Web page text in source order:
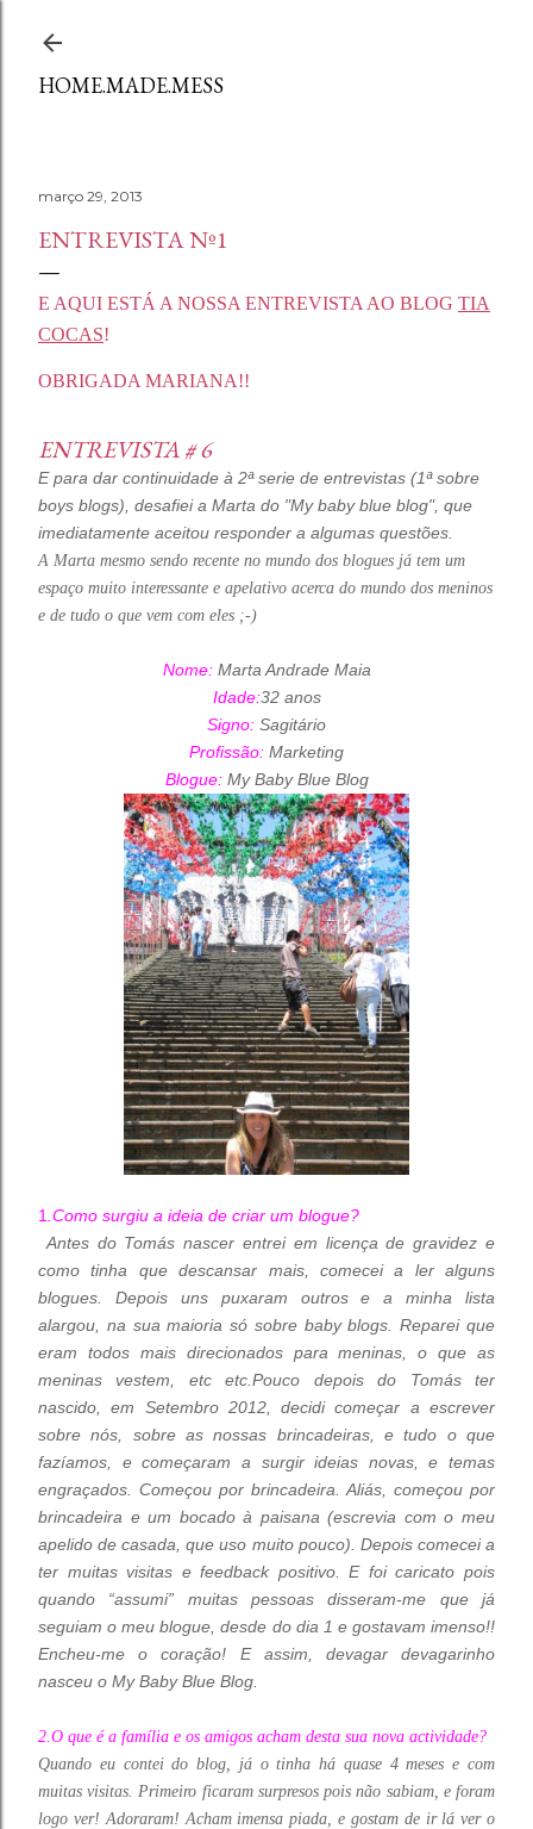
HOME.MADE.MESS
março 29, 2013
ENTREVISTA Nº1
E AQUI ESTÁ A NOSSA ENTREVISTA AO BLOG TIA
COCAS!
OBRIGADA MARIANA!!
ENTREVISTA # 6
E para dar continuidade à 2ª serie de entrevistas (1ª sobre
boys blogs), desafiei a Marta do "My baby blue blog", que
imediatamente aceitou responder a algumas questões.
A Marta mesmo sendo recente no mundo dos blogues já tem um
espaço muito interessante e apelativo acerca do mundo dos meninos
e de tudo o que vem com eles ;-)
Nome:Marta Andrade Maia
Idade:32 anos
Signo: Sagitário
Profissão: Marketing
Blogue:My Baby Blue Blog
1 Como surgiu a ideia de criar um blogue?
Antes do Tomás nascer entrei em licença de gravidez e
como tinha que descansar mais, comecei a ler alguns
blogues. Depois uns puxaram outros e a minha lista
alargou, na sua maioria só sobre baby blogs. Reparei que
eram todos mais direcionados para meninas, o que as
meninas vestem, etc etc.Pouco depois do Tomás ter
nascido, em Setembro 2012,
decidi começar a escrever
sobre nós, sobre as nossas brincadeiras, e tudo o que
fazíamos, e começaram a surgir ideias novas, e temas
engraçados. Começou por brincadeira. Aliás, começou por
brincadeira e um bocado à paisana (escrevia com o meu
apelido de casada, que uso muito pouco). Depois comecei a
ter muitas visitas e feedback positivo. E foi caricato pois
quando “assumi” muitas pessoas disseram-me que já
seguiam o meu blogue, desde do dia 1 e gostavam imenso!!
Encheu-me o coração! E assim, devagar devagarinho
nasceu o My Baby Blue Blog.
2.O que é a família e os amigos acham desta sua nova actividade?
Quando eu contei do blog, já o tinha há quase 4 meses e com
muitas visitas. Primeiro ficaram surpresos pois não sabiam, e foram
logo ver! Adoraram! Acham imensa piada, e gostam de ir lá ver o